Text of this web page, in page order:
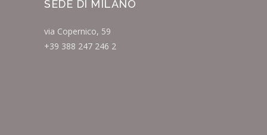
SEDE DI MILANO
via Copernico, 59
+39 388 247 246 2